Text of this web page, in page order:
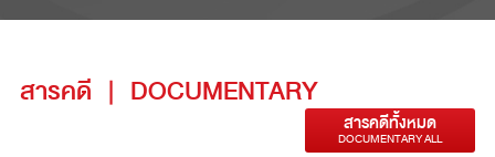
สารคดี | DOCUMENTARY
สารคดีทั้งหมด
DOCUMENTARY ALL